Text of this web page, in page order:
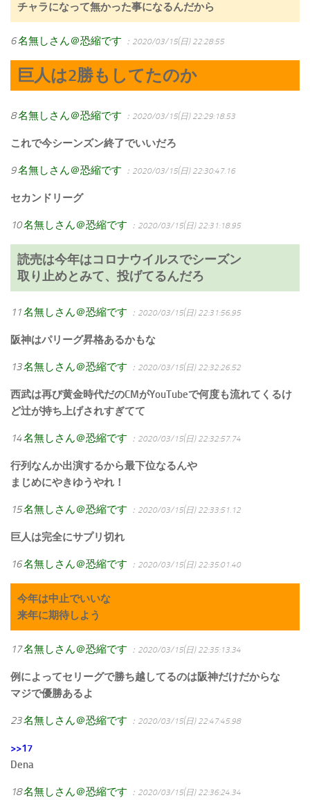
チャラになって無かった事になるんだから
6名無しさん＠恐縮です ：2020/03/15(日) 22:28:55
巨人は2勝もしてたのか
8名無しさん＠恐縮です ：2020/03/15(日) 22:29:18.53
これで今シーンズン終了でいいだろ
9名無しさん＠恐縮です ：2020/03/15(日) 22:30:47.16
セカンドリーグ
10名無しさん＠恐縮です ：2020/03/15(日) 22:31:18.95
読売は今年はコロナウイルスでシーズン
取り止めとみて、投げてるんだろ
11名無しさん＠恐縮です ：2020/03/15(日) 22:31:56.95
阪神はパリーグ昇格あるかもな
13名無しさん＠恐縮です ：2020/03/15(日) 22:32:26.52
西武は再び黄金時代だのCMがYouTubeで何度も流れてくるけ
ど辻が持ち上げされすぎてて
14名無しさん＠恐縮です ：2020/03/15(日) 22:32:57.74
行列なんか出演するから最下位なるんや
まじめにやきゆうやれ！
15名無しさん＠恐縮です ：2020/03/15(日) 22:33:51.12
巨人は完全にサプリ切れ
16名無しさん＠恐縮です ：2020/03/15(日) 22:35:01.40
今年は中止でいいな
来年に期待しよう
17名無しさん＠恐縮です ：2020/03/15(日) 22:35:13.34
例によってセリーグで勝ち越してるのは阪神だけだからな
マジで優勝あるよ
23名無しさん＠恐縮です ：2020/03/15(日) 22:47:45.98
>>17
Dena
18名無しさん＠恐縮です ：2020/03/15(日) 22:36:24.34